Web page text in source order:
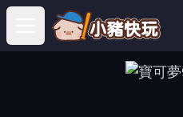
Open main menu